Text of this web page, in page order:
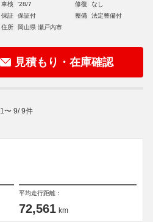
車検
'28/7 修復
なし
保証
保証付 整備
法定整備付
住所
岡山県 瀬戸内市
見積もり・在庫確認
1 〜 9/9件
平均走行距離：
72,561 km